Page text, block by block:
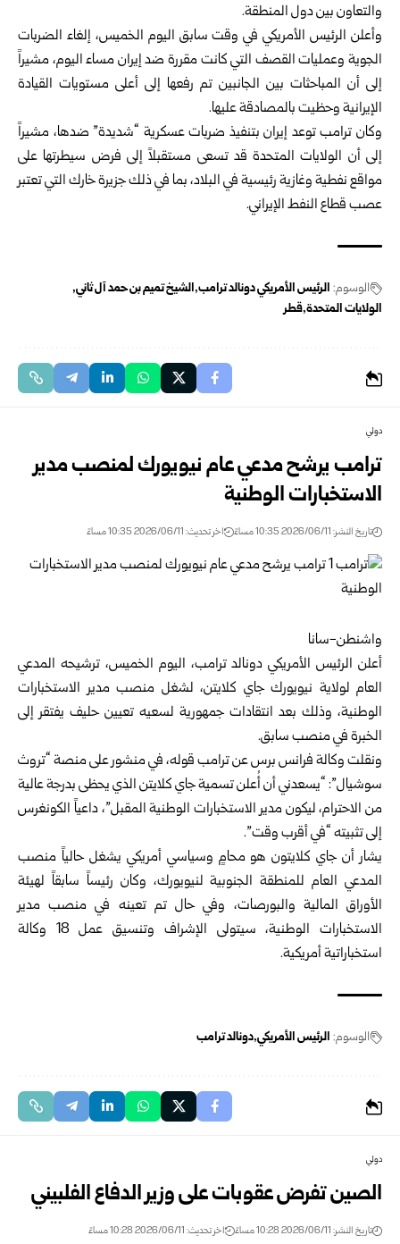
والتعاون بين دول المنطقة.
وأعلن الرئيس الأمريكي في وقت سابق اليوم الخميس، إلغاء الضربات
الجوية وعمليات القصف التي كانت مقررة ضد إيران مساء اليوم، مشيراً
إلى أن المباحثات بين الجانبين تم رفعها إلى أعلى مستويات القيادة
الإيرانية وحظيت بالمصادقة عليها.
وكان ترامب توعد إيران بتنفيذ ضربات عسكرية “شديدة” ضدها، مشيراً
إلى أن الولايات المتحدة قد تسعى مستقبلاً إلى فرض سيطرتها على
مواقع نفطية وغازية رئيسية في البلاد، بما في ذلك جزيرة خارك التي تعتبر
عصب قطاع النفط الإيراني.
الوسوم: الرئيس الأمريكي دونالد ترامب الشيخ تميم بن حمد آل ثاني
الولايات ‏المتحدة‎‎ قطر
دولي
ترامب يرشح مدعي عام نيويورك لمنصب مدير
الاستخبارات الوطنية
تاريخ النشر: 2026/06/11 10:35 مساءً اخر تحديث: 2026/06/11 10:35 مساءً
واشنطن-سانا
أعلن الرئيس الأمريكيدونالد ترامب، اليوم الخميس، ترشيحه المدعي
العام لولاية نيويورك جاي كلايتن، لشغل منصب مدير الاستخبارات
الوطنية، وذلك بعد انتقادات جمهورية لسعيه تعيين حليف يفتقر إلى
الخبرة في منصب سابق.
ونقلت وكالة فرانس برس عن ترامب قوله، في منشور على منصة “تروث
سوشيال”: “يسعدني أن أُعلن تسمية جاي كلايتن الذي يحظى بدرجة عالية
من الاحترام، ليكون مدير الاستخبارات الوطنية المقبل”، داعياً الكونغرس
إلى تثبيته “في أقرب وقت”.
يشار أن جاي كلايتون هو محامٍ وسياسي أمريكي يشغل حالياً منصب
المدعي العام للمنطقة الجنوبية لنيويورك، وكان رئيساً سابقاً لهيئة
الأوراق المالية والبورصات، وفي حال تم تعينه في منصب مدير
الاستخبارات الوطنية، سيتولى الإشراف وتنسيق عمل 18 وكالة
استخباراتية أمريكية.
الوسوم: الرئيس الأمريكي دونالد ترامب
دولي
الصين تفرض عقوبات على وزير الدفاع الفلبيني
تاريخ النشر: 2026/06/11 10:28 مساءً اخر تحديث: 2026/06/11 10:28 مساءً